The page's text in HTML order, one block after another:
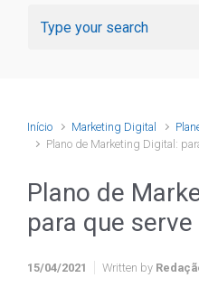
Início Marketing Digital
Plano de Marketing Digital:
Plano de
para que
15/04/2021 Written by